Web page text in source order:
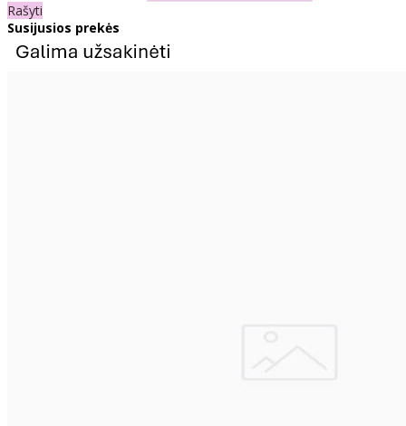
Rašyti
Susijusios prekės